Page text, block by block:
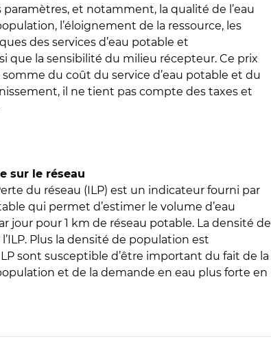
et notamment, la qualité de l’eau
l’éloignement de la ressource, les
des services d’eau potable et
que la sensibilité du milieu récepteur. Ce prix
du coût du service d’eau potable et du
il ne tient pas compte des taxes et
sur le réseau
du réseau (ILP) est un indicateur fourni par
qui permet d’estimer le volume d’eau
jour pour 1 km de réseau potable. La densité de
Plus la densité de population est
sont susceptible d’être important du fait de la
et de la demande en eau plus forte en